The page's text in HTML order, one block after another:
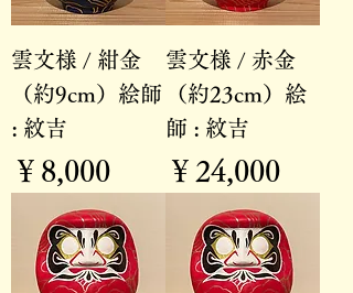
雲文様 / 紺金
（約9cm）絵師
: 紋吉
価格
￥8,000
雲文様 / 赤金
（約23cm）絵
師 : 紋吉
価格
￥24,000